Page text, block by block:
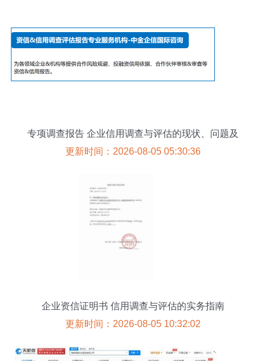
专项调查报告 企业信用调查与评估的现状、问题及
对策
更新时间：2026-08-05 05:30:36
企业资信证明书 信用调查与评估的实务指南
更新时间：2026-08-05 10:32:02